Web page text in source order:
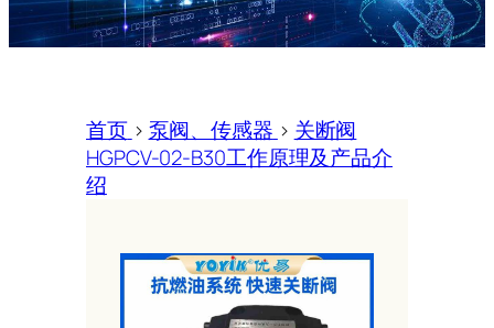
首页 > 泵阀、传感器 > 关断阀
HGPCV-02-B30工作原理及产品介
绍